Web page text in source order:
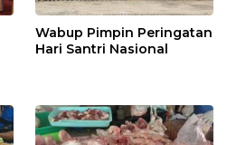
Wabup Pimpin Peringatan
Hari Santri Nasional